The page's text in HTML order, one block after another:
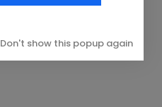
Don't show this popup again